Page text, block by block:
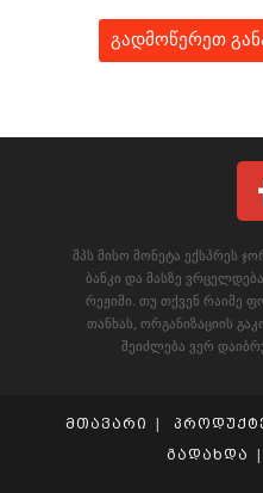
გადმოწერეთ
შპს მისო მონეტა ექსპრეს
ბანკი და მასზე
რეჟიმი. თუ თქვენ რაიმე
თანხას, ორგანიზაციის
შეიძლება ვერ
მთავარი
გადახდა